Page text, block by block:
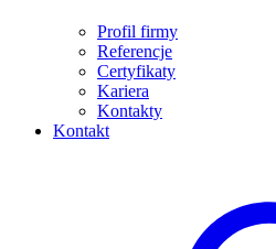
Profil firmy
Referencje
Certyfikaty
Kariera
Kontakty
Kontakt